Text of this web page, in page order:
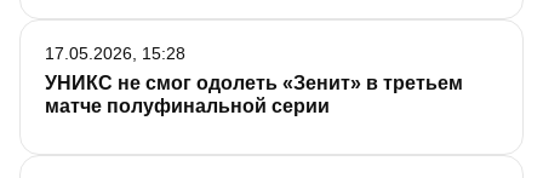
УНИКС не смог одолеть «Зенит» в третьем
матче полуфинальной серии
17.05.2026, 15:28